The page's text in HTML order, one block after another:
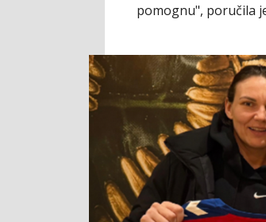
pomognu", poručila